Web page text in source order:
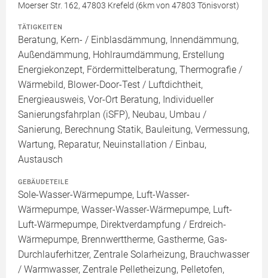
Moerser Str. 162, 47803 Krefeld (6km von 47803 Tönisvorst)
TÄTIGKEITEN
Beratung, Kern- / Einblasdämmung, Innendämmung,
Außendämmung, Hohlraumdämmung, Erstellung
Energiekonzept, Fördermittelberatung, Thermografie /
Wärmebild, Blower-Door-Test / Luftdichtheit,
Energieausweis, Vor-Ort Beratung, Individueller
Sanierungsfahrplan (iSFP), Neubau, Umbau /
Sanierung, Berechnung Statik, Bauleitung, Vermessung,
Wartung, Reparatur, Neuinstallation / Einbau,
Austausch
GEBÄUDETEILE
Sole-Wasser-Wärmepumpe, Luft-Wasser-
Wärmepumpe, Wasser-Wasser-Wärmepumpe, Luft-
Luft-Wärmepumpe, Direktverdampfung / Erdreich-
Wärmepumpe, Brennwerttherme, Gastherme, Gas-
Durchlauferhitzer, Zentrale Solarheizung, Brauchwasser
/ Warmwasser, Zentrale Pelletheizung, Pelletofen,